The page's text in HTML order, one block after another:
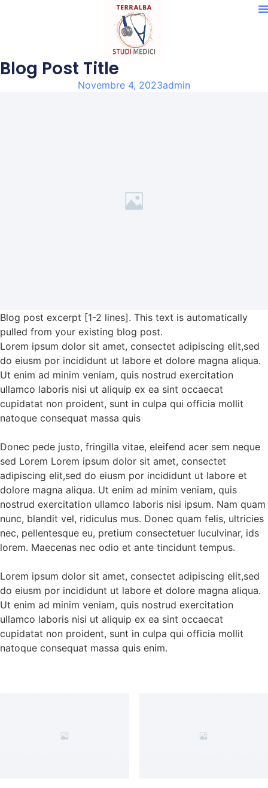
Blog Post Title
Novembre 4, 2023admin
Blog post excerpt [1-2 lines]. This text is automatically
pulled from your existing blog post.
Lorem ipsum dolor sit amet, consectet adipiscing elit,sed
do eiusm por incididunt ut labore et dolore magna aliqua.
Ut enim ad minim veniam, quis nostrud exercitation
ullamco laboris nisi ut aliquip ex ea sint occaecat
cupidatat non proident, sunt in culpa qui officia mollit
natoque consequat massa quis
Donec pede justo, fringilla vitae, eleifend acer sem neque
sed Lorem Lorem ipsum dolor sit amet, consectet
adipiscing elit,sed do eiusm por incididunt ut labore et
dolore magna aliqua. Ut enim ad minim veniam, quis
nostrud exercitation ullamco laboris nisi ipsum. Nam quam
nunc, blandit vel, ridiculus mus. Donec quam felis, ultricies
nec, pellentesque eu, pretium consectetuer luculvinar, ids
lorem. Maecenas nec odio et ante tincidunt tempus.
Lorem ipsum dolor sit amet, consectet adipiscing elit,sed
do eiusm por incididunt ut labore et dolore magna aliqua.
Ut enim ad minim veniam, quis nostrud exercitation
ullamco laboris nisi ut aliquip ex ea sint occaecat
cupidatat non proident, sunt in culpa qui officia mollit
natoque consequat massa quis enim.